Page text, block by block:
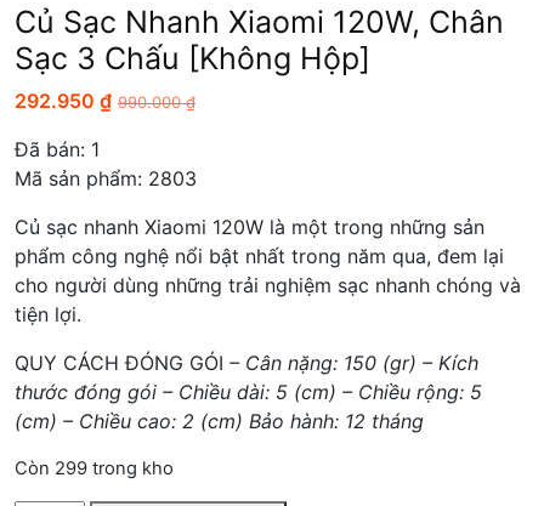
Củ Sạc Nhanh Xiaomi 120W, Chân
Sạc 3 Chấu [Không Hộp]
292.950 ₫ 990.000₫
Đã bán: 1
Mã sản phẩm: 2803
Củ sạc nhanh Xiaomi 120W là một trong những sản
phẩm công nghệ nổi bật nhất trong năm qua, đem lại
cho người dùng những trải nghiệm sạc nhanh chóng và
tiện lợi.
QUY CÁCH ĐÓNG GÓI – Cân nặng: 150 (gr) – Kích
thước đóng gói – Chiều dài: 5 (cm) – Chiều rộng: 5
(cm) – Chiều cao: 2 (cm) Bảo hành: 12 tháng
Còn 299 trong kho